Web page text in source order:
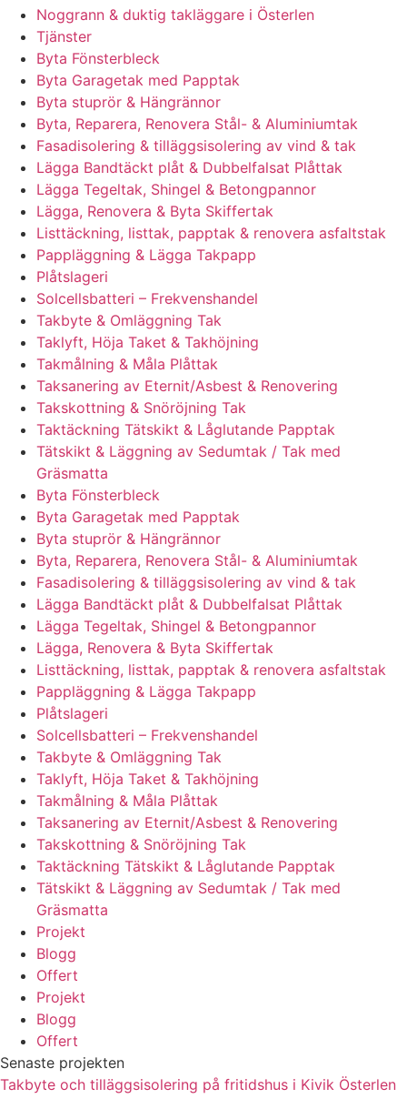
Noggrann & duktig takläggare i Österlen
Tjänster
Byta Fönsterbleck
Byta Garagetak med Papptak
Byta stuprör & Hängrännor
Byta, Reparera, Renovera Stål- & Aluminiumtak
Fasadisolering & tilläggsisolering av vind & tak
Lägga Bandtäckt plåt & Dubbelfalsat Plåttak
Lägga Tegeltak, Shingel & Betongpannor
Lägga, Renovera & Byta Skiffertak
Listtäckning, listtak, papptak & renovera asfaltstak
Pappläggning & Lägga Takpapp
Plåtslageri
Solcellsbatteri – Frekvenshandel
Takbyte & Omläggning Tak
Taklyft, Höja Taket & Takhöjning
Takmålning & Måla Plåttak
Taksanering av Eternit/Asbest & Renovering
Takskottning & Snöröjning Tak
Taktäckning Tätskikt & Låglutande Papptak
Tätskikt & Läggning av Sedumtak / Tak med
Gräsmatta
Byta Fönsterbleck
Byta Garagetak med Papptak
Byta stuprör & Hängrännor
Byta, Reparera, Renovera Stål- & Aluminiumtak
Fasadisolering & tilläggsisolering av vind & tak
Lägga Bandtäckt plåt & Dubbelfalsat Plåttak
Lägga Tegeltak, Shingel & Betongpannor
Lägga, Renovera & Byta Skiffertak
Listtäckning, listtak, papptak & renovera asfaltstak
Pappläggning & Lägga Takpapp
Plåtslageri
Solcellsbatteri – Frekvenshandel
Takbyte & Omläggning Tak
Taklyft, Höja Taket & Takhöjning
Takmålning & Måla Plåttak
Taksanering av Eternit/Asbest & Renovering
Takskottning & Snöröjning Tak
Taktäckning Tätskikt & Låglutande Papptak
Tätskikt & Läggning av Sedumtak / Tak med
Gräsmatta
Projekt
Blogg
Offert
Projekt
Blogg
Offert
Senaste projekten
Takbyte och tilläggsisolering på fritidshus i Kivik Österlen